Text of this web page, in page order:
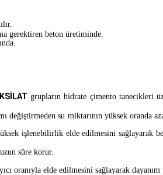
gerektiren beton üretiminde.
grupların hidrate çimento tanecikleri
su miktarının yüksek oranda
işlenebilirlik elde edilmesini sağlayarak
süre korur.
oranıyla elde edilmesini sağlayarak